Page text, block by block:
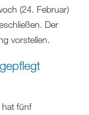
(24. Februar)
Der
vorstellen.
fünf